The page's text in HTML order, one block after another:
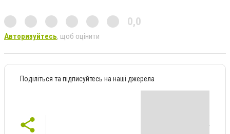
0,0
Авторизуйтесь, щоб оцінити
Поділіться та підписуйтесь на наші джерела